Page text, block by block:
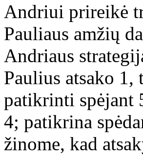
Andriui prireikė
Pauliaus amžių
Andriaus
Paulius atsako
patikrinti spėjant
4; patikrina
žinome, kad